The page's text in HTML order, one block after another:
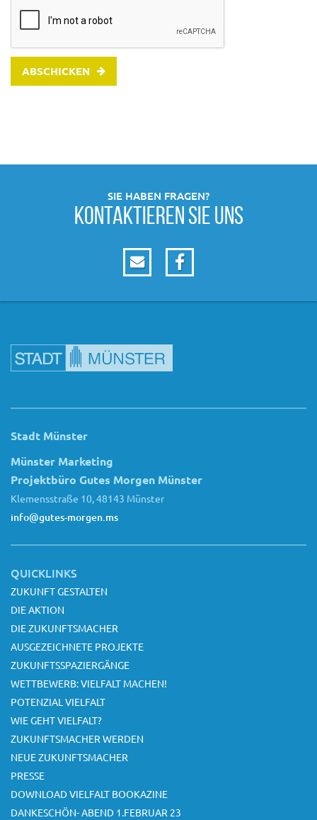
ABSCHICKEN
SIE HABEN FRAGEN?
KONTAKTIEREN SIE UNS
Stadt Münster
Münster Marketing
Projektbüro Gutes Morgen Münster
Klemensstraße 10, 48143 Münster
info@gutes-morgen.ms
QUICKLINKS
ZUKUNFT GESTALTEN
DIE AKTION
DIE ZUKUNFTSMACHER
AUSGEZEICHNETE PROJEKTE
ZUKUNFTSSPAZIERGÄNGE
WETTBEWERB: VIELFALT MACHEN!
POTENZIAL VIELFALT
WIE GEHT VIELFALT?
ZUKUNFTSMACHER WERDEN
NEUE ZUKUNFTSMACHER
PRESSE
DOWNLOAD VIELFALT BOOKAZINE
DANKESCHÖN- ABEND 1.FEBRUAR 23